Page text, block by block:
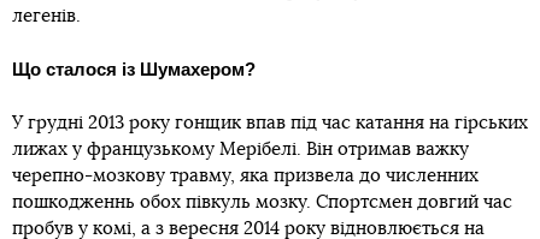
легенів.
Що сталося із Шумахером?
У грудні 2013 року гонщик впав під час катання на гірських
лижах у французькому Мерібелі. Він отримав важку
черепно-мозкову травму, яка призвела до численних
пошкодженнь обох півкуль мозку. Спортсмен довгий час
пробув у комі, а з вересня 2014 року відновлюється на